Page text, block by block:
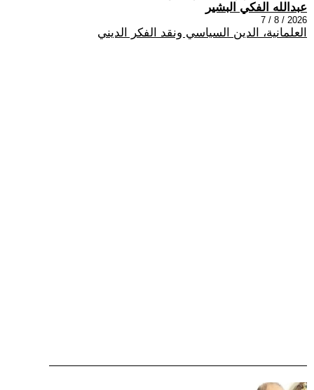
عبدالله الفكي البشير
2026 / 8 / 7
العلمانية، الدين السياسي ونقد الفكر الديني